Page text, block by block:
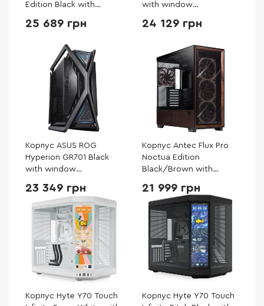
Edition Black with
B39020)
25 689 грн
with window
24 129 грн
Корпус ASUS ROG
Hyperion GR701 Black
with window
23 349 грн
Корпус Antec Flux Pro
Noctua Edition
Black/Brown with
Noctua Edition)
21 999 грн
Корпус Hyte Y70 Touch
Корпус Hyte Y70 Touch